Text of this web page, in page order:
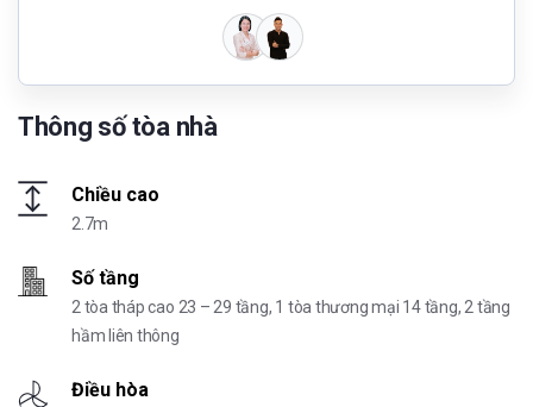
Thông số tòa nhà
Chiều cao
2.7m
Số tầng
2 tòa tháp cao 23 – 29 tầng, 1 tòa thương mại 14 tầng, 2 tầng
hầm liên thông
Điều hòa